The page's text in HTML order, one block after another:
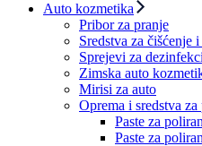
Auto kozmetika
Pribor za pranje
Sredstva za čišćenje i
Sprejevi za
Zimska auto
Mirisi za auto
Oprema i sredstva
Paste za
Paste za